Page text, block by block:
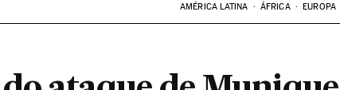
AMÉRICA LATINA ÁFRICA EUROPA